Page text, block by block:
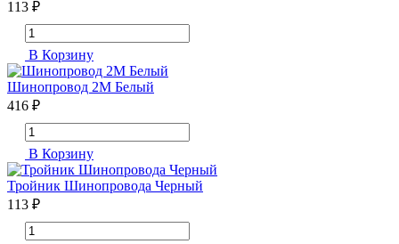
113 ₽
В Корзину
Шинопровод 2М Белый
416 ₽
В Корзину
Тройник Шинопровода Черный
113 ₽